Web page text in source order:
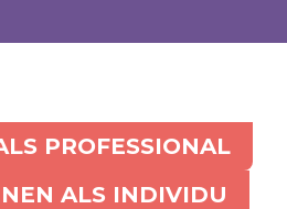
PROFESSIONAL
ALS INDIVIDU